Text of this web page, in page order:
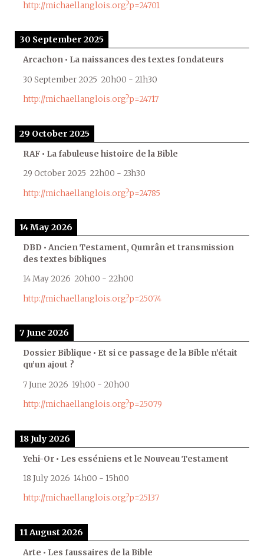
http://michaellanglois.org?p=24701
30 September 2025
Arcachon • La naissances des textes fondateurs
30 September 2025 20h00 - 21h30
http://michaellanglois.org?p=24717
29 October 2025
RAF • La fabuleuse histoire de la Bible
29 October 2025 22h00 - 23h30
http://michaellanglois.org?p=24785
14 May 2026
DBD • Ancien Testament, Qumrân et transmission
des textes bibliques
14 May 2026 20h00 - 22h00
http://michaellanglois.org?p=25074
7 June 2026
Dossier Biblique • Et si ce passage de la Bible n’était
qu’un ajout ?
7 June 2026 19h00 - 20h00
http://michaellanglois.org?p=25079
18 July 2026
Yehi-Or • Les esséniens et le Nouveau Testament
18 July 2026 14h00 - 15h00
http://michaellanglois.org?p=25137
11 August 2026
Arte • Les faussaires de la Bible